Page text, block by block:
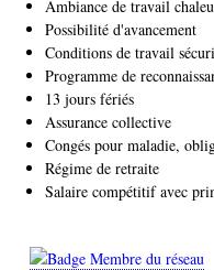
Ambiance de travail
Possibilité d'avancement
Conditions de travail
Programme de
13 jours fériés
Assurance collective
Congés pour maladie,
Régime de retraite
Salaire compétitif avec